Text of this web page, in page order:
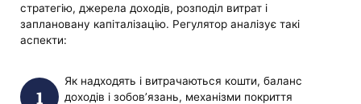
стратегію, джерела доходів, розподіл витрат і
заплановану капіталізацію. Регулятор аналізує такі
аспекти:
Як надходять і витрачаються кошти, баланс
доходів і зобов’язань, механізми покриття